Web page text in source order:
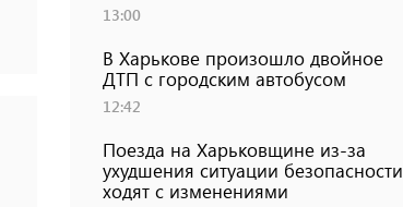
13:00
В Харькове произошло двойное
ДТП с городским автобусом
12:42
Поезда на Харьковщине из-за
ухудшения ситуации безопасности
ходят с изменениями